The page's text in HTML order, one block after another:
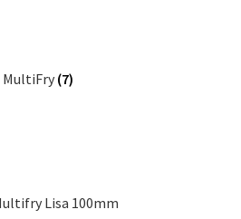
MultiFry (7)
Lisa 100mm